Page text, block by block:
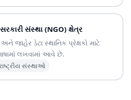
સંસ્થા (NGO) ક્ષેત્ર
અને જાહેર ડેટા સ્થાનિક પ્રેક્ષકો માટે
લખવામાં આવે છે.
સંસ્થાઓ